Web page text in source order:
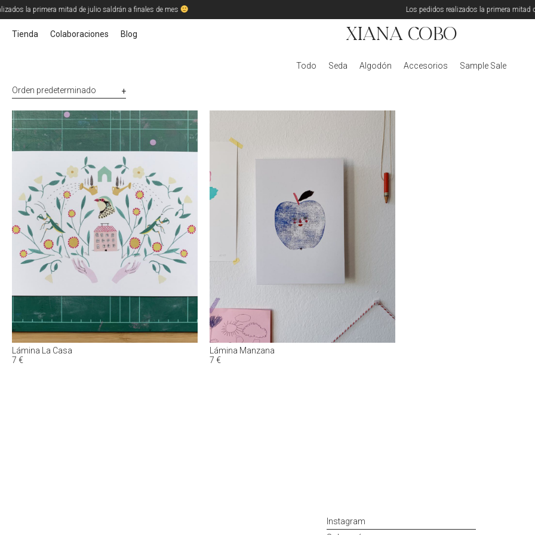
la primera mitad de julio saldrán a finales de mes Los pedidos realizados la primera mitad
Tienda Colaboraciones Blog Xiana Cobo
Todo Seda Algodón Accesorios Sample Sale
Lámina La Casa
7 €
Lámina Manzana
7 €
Instagram